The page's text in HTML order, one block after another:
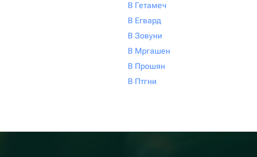
В Гетамеч
В Егвард
В Зовуни
В Мргашен
В Прошян
В Птгни